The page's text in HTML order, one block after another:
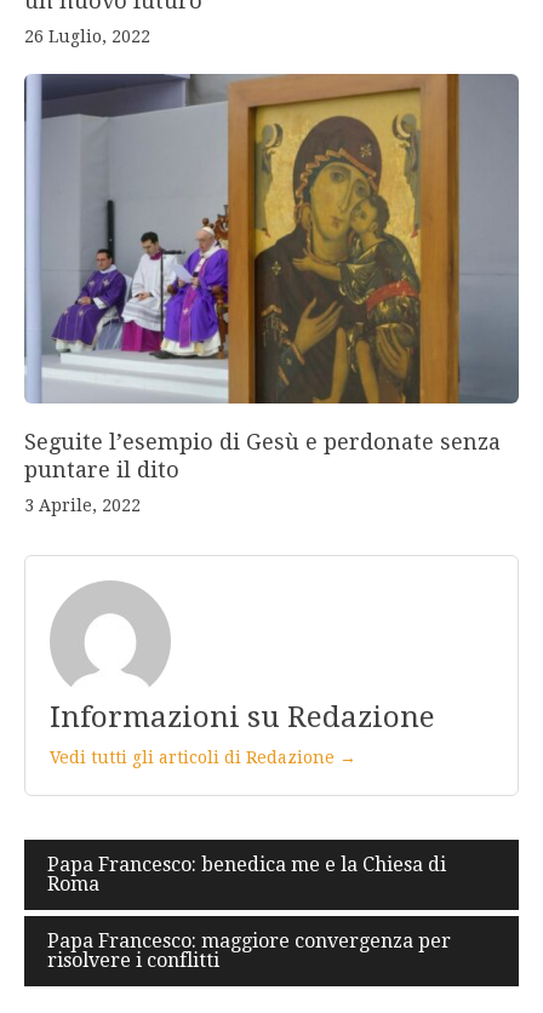
26 Luglio, 2022
Seguite l’esempio di Gesù e perdonate senza
puntare il dito
3 Aprile, 2022
Informazioni su Redazione
Vedi tutti gli articoli di Redazione →
Navigazione
articoli
Papa Francesco: benedica me e la Chiesa di
Roma
Papa Francesco: maggiore convergenza per
risolvere i conflitti